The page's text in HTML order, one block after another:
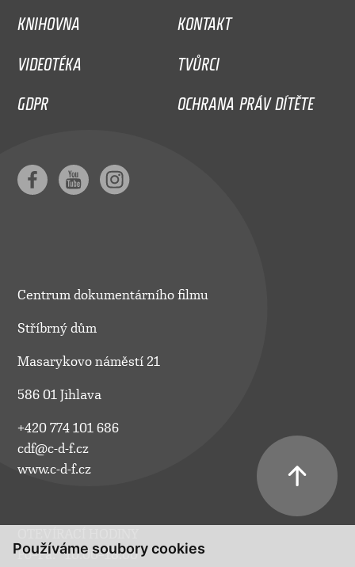
Používáme soubory cookies
KNIHOVNA
KONTAKT
VIDEOTÉKA
TVŮRCI
GDPR
OCHRANA PRÁV DÍTĚTE
Centrum dokumentárního filmu
Stříbrný dům
Masarykovo náměstí 21
586 01 Jihlava
+420 774 101 686
cdf@c-d-f.cz
www.c-d-f.cz
Po–Pá:
10.00–18.00